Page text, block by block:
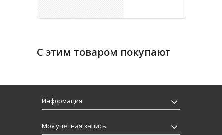
С этим товаром покупают
Информация
Моя учетная запись